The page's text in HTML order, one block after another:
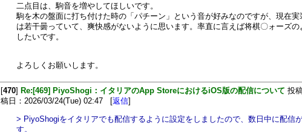
二点目は、駒音を増やしてほしいです。
駒を木の盤面に打ち付けた時の「パチーン」という音が好みなのですが、現在実
は若干曇っていて、爽快感がないように思います。率直に言えば将棋〇ォーズ
したいです。
よろしくお願いします。
[470] Re:[469] PiyoShogi：イタリアのApp StoreにおけるiOS版の配信について 投
稿日：2026/03/24(Tue) 02:47 [返信]
> PiyoShogiをイタリアでも配信するように設定をしましたので、数日中に配信
す。